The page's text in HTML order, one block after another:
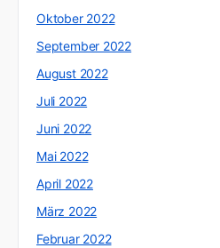
Oktober 2022
September 2022
August 2022
Juli 2022
Juni 2022
Mai 2022
April 2022
März 2022
Februar 2022